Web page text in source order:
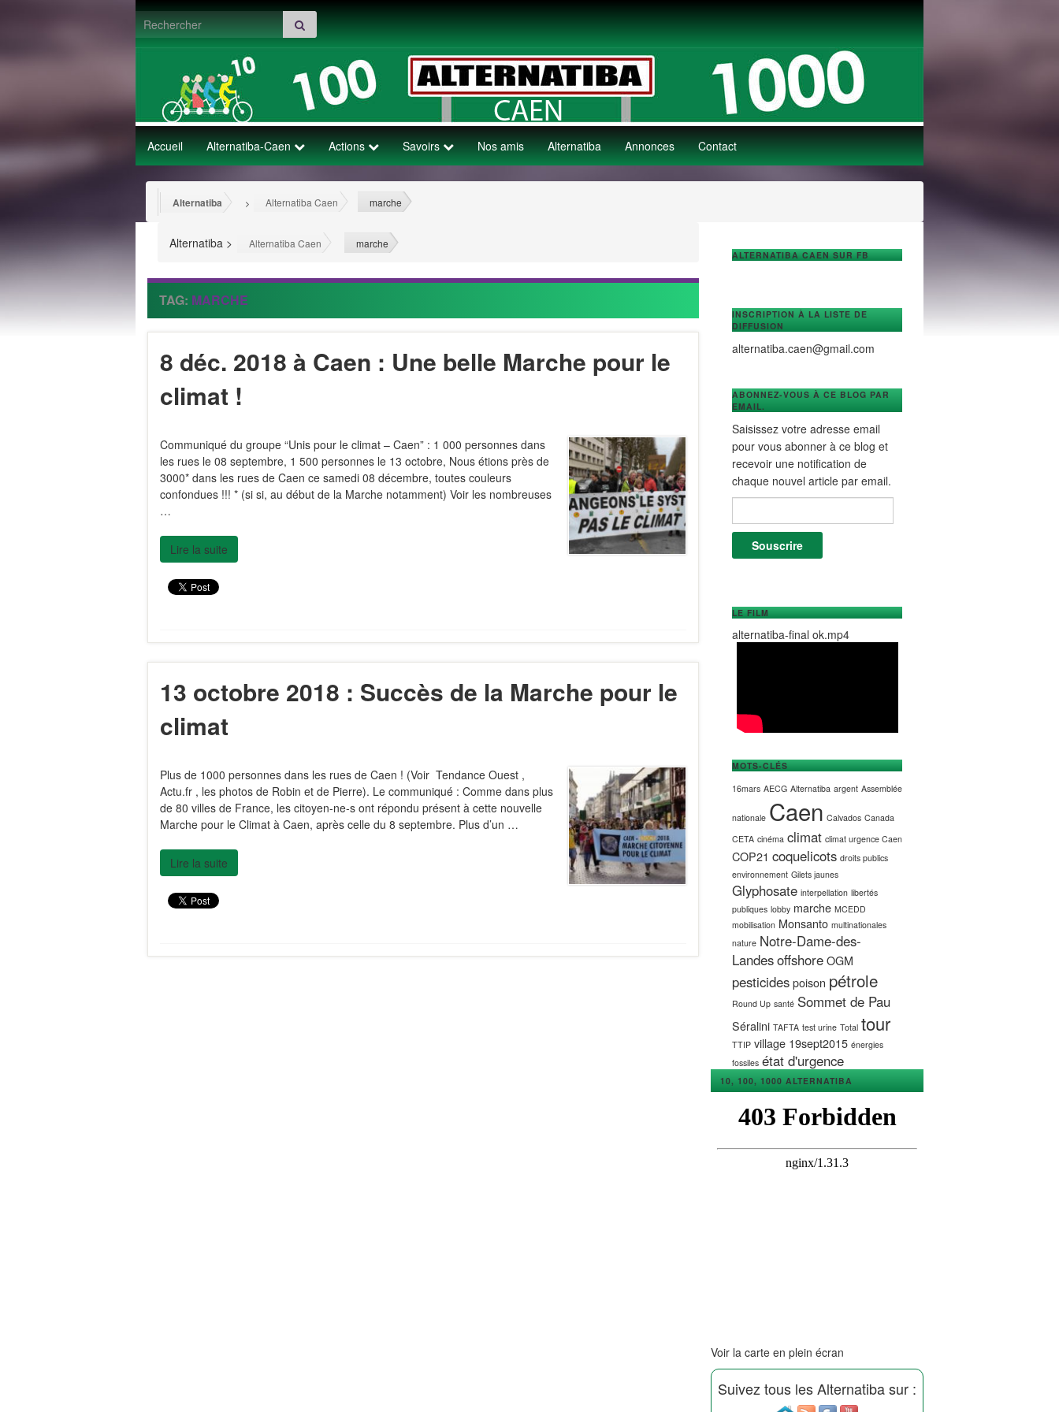
Search for:
Accueil Alternatiba-Caen Actions Savoirs Nos amis Alternatiba Annonces Contact
Alternatiba > Alternatiba Caen marche
Alternatiba > Alternatiba Caen marche
TAG: MARCHE
8 déc. 2018 à Caen : Une belle Marche pour le
climat !
Communiqué du groupe “Unis pour le climat – Caen” : 1 000 personnes dans
les rues le 08 septembre, 1 500 personnes le 13 octobre, Nous étions près de
3000* dans les rues de Caen ce samedi 08 décembre, toutes couleurs
confondues !!! * (si si, au début de la Marche notamment) Voir les nombreuses
…
Lire la suite
13 octobre 2018 : Succès de la Marche pour le
climat
Plus de 1000 personnes dans les rues de Caen ! (Voir Tendance Ouest ,
Actu.fr , les photos de Robin et de Pierre). Le communiqué : Comme dans plus
de 80 villes de France, les citoyen-ne-s ont répondu présent à cette nouvelle
Marche pour le Climat à Caen, après celle du 8 septembre. Plus d’un …
Lire la suite
ALTERNATIBA CAEN SUR FB
INSCRIPTION À LA LISTE DE
DIFFUSION
alternatiba.caen@gmail.com
ABONNEZ-VOUS À CE BLOG PAR
EMAIL.
Saisissez votre adresse email
pour vous abonner à ce blog et
recevoir une notification de
chaque nouvel article par email.
Souscrire
LE FILM
alternatiba-final ok.mp4
MOTS-CLÉS
16mars AECG Alternatiba argent Assemblée
nationale Caen Calvados Canada
CETA cinéma climat climat urgence Caen
COP21 coquelicots droits publics
environnement Gilets jaunes
Glyphosate interpellation libertés
publiques lobby marche MCEDD
mobilisation Monsanto multinationales
nature Notre-Dame-des-
LandesoffshoreOGM
pesticidespoison pétrole
Round Up santé Sommet de Pau
Séralini TAFTA test urine Total tour
TTIP village 19sept2015 énergies
fossiles état d'urgence
10, 100, 1000 ALTERNATIBA
Voir la carte en plein écran
Suivez tous les Alternatiba sur :